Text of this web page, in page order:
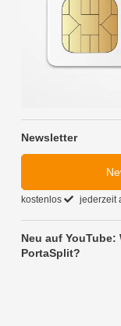
Newsletter
kostenlos jederzeit
Neu auf YouTube:
PortaSplit?